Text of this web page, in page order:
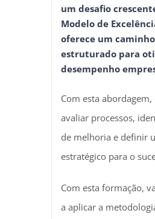
um desafio
Modelo de
oferece um caminho
estruturado para
desempenho
Com esta abordagem,
avaliar processos,
de melhoria e definir
estratégico para o
Com esta formação,
a aplicar a